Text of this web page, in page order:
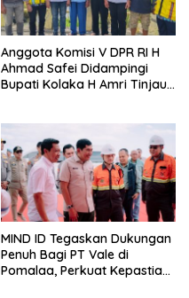
Anggota Komisi V DPR RI H
Ahmad Safei Didampingi
Bupati Kolaka H Amri Tinjau
Kelurahan 19 November
Wundulako
MIND ID Tegaskan Dukungan
Penuh Bagi PT Vale di
Pomalaa, Perkuat Kepastian